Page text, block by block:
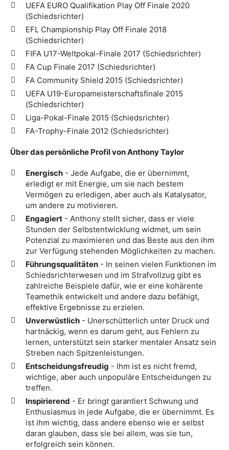
UEFA EURO Qualifikation Play Off Finale 2020
(Schiedsrichter)
EFL Championship Play Off Finale 2018
(Schiedsrichter)
FIFA U17-Weltpokal-Finale 2017 (Schiedsrichter)
FA Cup Finale 2017 (Schiedsrichter)
FA Community Shield 2015 (Schiedsrichter)
UEFA U19-Europameisterschaftsfinale 2015
(Schiedsrichter)
Liga-Pokal-Finale 2015 (Schiedsrichter)
FA-Trophy-Finale 2012 (Schiedsrichter)
Über das persönliche Profil von Anthony Taylor
Energisch - Jede Aufgabe, die er übernimmt,
erledigt er mit Energie, um sie nach bestem
Vermögen zu erledigen, aber auch als Katalysator,
um andere zu motivieren.
Engagiert - Anthony stellt sicher, dass er viele
Stunden der Selbstentwicklung widmet, um sein
Potenzial zu maximieren und das Beste aus den ihm
zur Verfügung stehenden Möglichkeiten zu machen.
Führungsqualitäten - In seinen vielen Funktionen im
Schiedsrichterwesen und im Strafvollzug gibt es
zahlreiche Beispiele dafür, wie er eine kohärente
Teamethik entwickelt und andere dazu befähigt,
effektive Ergebnisse zu erzielen.
Unverwüstlich - Unerschütterlich unter Druck und
hartnäckig, wenn es darum geht, aus Fehlern zu
lernen, unterstützt sein starker mentaler Ansatz sein
Streben nach Spitzenleistungen.
Entscheidungsfreudig - Ihm ist es nicht fremd,
wichtige, aber auch unpopuläre Entscheidungen zu
treffen.
Inspirierend - Er bringt garantiert Schwung und
Enthusiasmus in jede Aufgabe, die er übernimmt. Es
ist ihm wichtig, dass andere ebenso wie er selbst
daran glauben, dass sie bei allem, was sie tun,
erfolgreich sein können.